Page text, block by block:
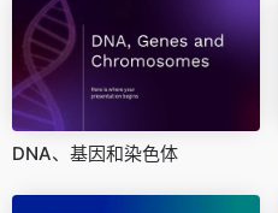
DNA、基因和染色体